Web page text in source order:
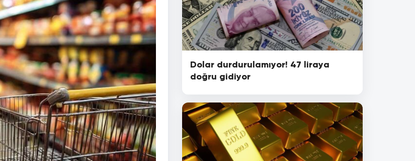
Dolar durdurulamıyor! 47 liraya
doğru gidiyor